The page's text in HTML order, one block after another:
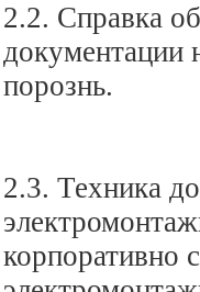
2.2. Справка
документации
порознь.
2.3. Техника
корпоративно